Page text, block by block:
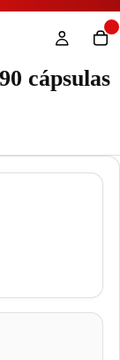
cápsulas